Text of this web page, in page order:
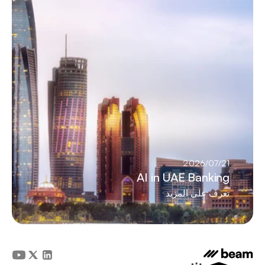
21‏/07‏/2026
AI in UAE Banking
تعرف على المزيد